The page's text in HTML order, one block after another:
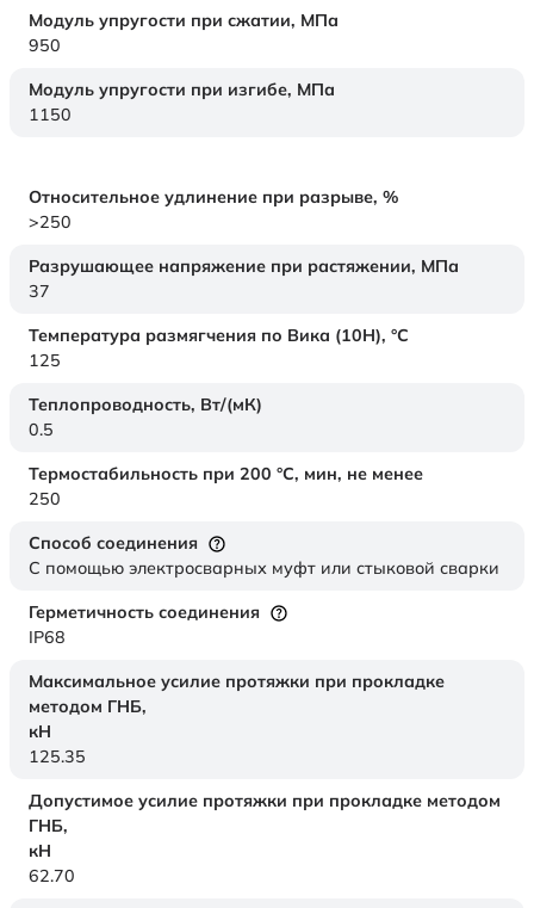
Модуль упругости при сжатии, МПа
950
Модуль упругости при изгибе, МПа
1150
Относительное удлинение при разрыве, %
>250
Разрушающее напряжение при растяжении, МПа
37
Температура размягчения по Вика (10Н), °C
125
Теплопроводность, Вт/(мК)
0.5
Термостабильность при 200 °С, мин, не менее
250
Способ соединения
С помощью электросварных муфт или стыковой сварки
Герметичность соединения
IP68
Максимальное усилие протяжки при прокладке
методом ГНБ,
кН
125.35
Допустимое усилие протяжки при прокладке методом
ГНБ,
кН
62.70